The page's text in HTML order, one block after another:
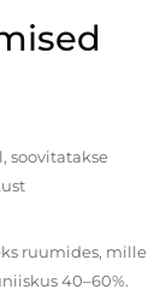
soovitatakse
ruumides, mille
40–60%.